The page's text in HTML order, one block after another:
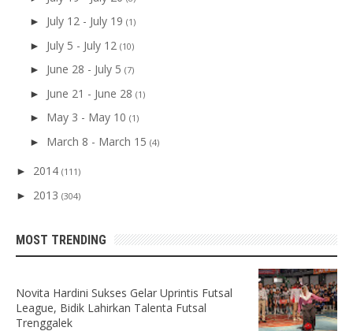
► July 12 - July 19 (1)
► July 5 - July 12 (10)
► June 28 - July 5 (7)
► June 21 - June 28 (1)
► May 3 - May 10 (1)
► March 8 - March 15 (4)
► 2014 (111)
► 2013 (304)
MOST TRENDING
Novita Hardini Sukses Gelar Uprintis Futsal
League, Bidik Lahirkan Talenta Futsal
Trenggalek